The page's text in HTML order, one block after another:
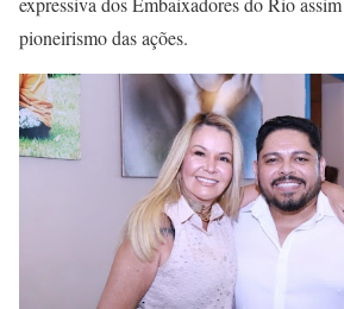
pioneirismo das ações.